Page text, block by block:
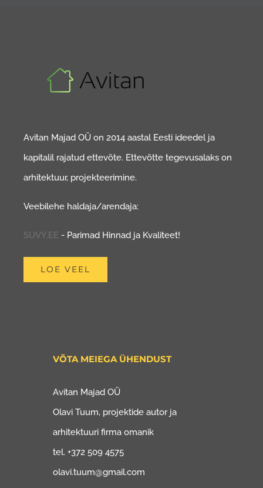
Avitan Majad OÜ on 2014 aastal Eesti ideedel ja
kapitalil rajatud ettevõte. Ettevõtte tegevusalaks on
arhitektuur, projekteerimine.
Veebilehe haldaja/arendaja:
SUVY.EE - Parimad Hinnad ja Kvaliteet!
LOE VEEL
VÕTA MEIEGA ÜHENDUST
Avitan Majad OÜ
Olavi Tuum, projektide autor ja
arhitektuuri firma omanik
tel. +372 509 4575
olavi.tuum@gmail.com